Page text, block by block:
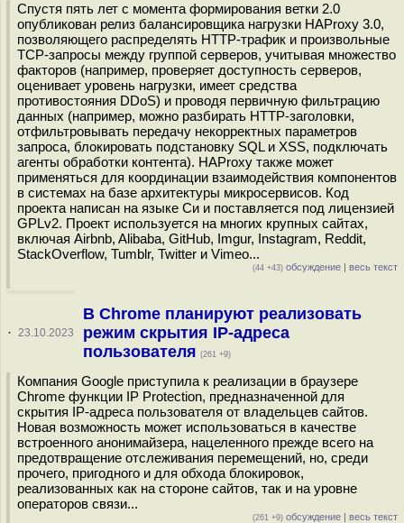
Спустя пять лет с момента формирования ветки 2.0
опубликован релиз балансировщика нагрузки HAProxy 3.0,
позволяющего распределять HTTP-трафик и произвольные
TCP-запросы между группой серверов, учитывая множество
факторов (например, проверяет доступность серверов,
оценивает уровень нагрузки, имеет средства
противостояния DDoS) и проводя первичную фильтрацию
данных (например, можно разбирать HTTP-заголовки,
отфильтровывать передачу некорректных параметров
запроса, блокировать подстановку SQL и XSS, подключать
агенты обработки контента). HAProxy также может
применяться для координации взаимодействия компонентов
в системах на базе архитектуры микросервисов. Код
проекта написан на языке Си и поставляется под лицензией
GPLv2. Проект используется на многих крупных сайтах,
включая Airbnb, Alibaba, GitHub, Imgur, Instagram, Reddit,
StackOverflow, Tumblr, Twitter и Vimeo...
(44 +43) обсуждение | весь текст
· 23.10.2023
В Chrome планируют реализовать
режим скрытия IP-адреса
пользователя (261 +9)
Компания Google приступила к реализации в браузере
Chrome функции IP Protection, предназначенной для
скрытия IP-адреса пользователя от владельцев сайтов.
Новая возможность может использоваться в качестве
встроенного анонимайзера, нацеленного прежде всего на
предотвращение отслеживания перемещений, но, среди
прочего, пригодного и для обхода блокировок,
реализованных как на стороне сайтов, так и на уровне
операторов связи...
(261 +9) обсуждение | весь текст